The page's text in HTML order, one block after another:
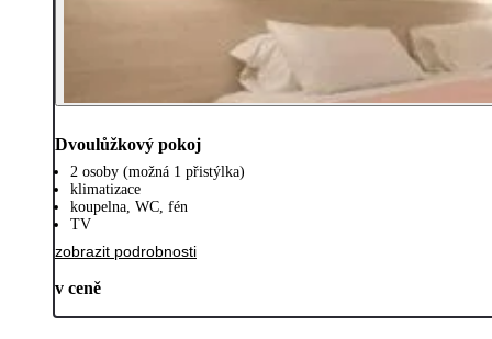
Dvoulůžkový pokoj
2 osoby (možná 1 přistýlka)
klimatizace
koupelna, WC, fén
TV
zobrazit podrobnosti
v ceně